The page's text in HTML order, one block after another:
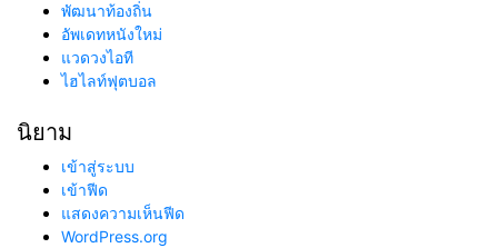
พัฒนาท้องถิ่น
อัพเดทหนังใหม่
แวดวงไอที
ไฮไลท์ฟุตบอล
นิยาม
เข้าสู่ระบบ
เข้าฟีด
แสดงความเห็นฟีด
WordPress.org